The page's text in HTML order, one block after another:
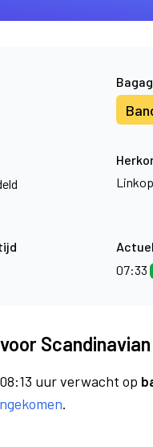
07:33
uur verwacht op
.